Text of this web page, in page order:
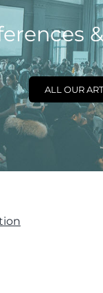
ALL OUR